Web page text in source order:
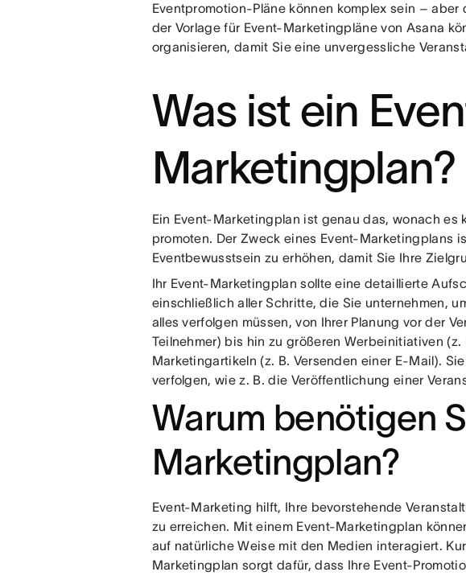
Eventpromotion-Pläne können komplex sein –
der Vorlage für Event-Marketingpläne von Asana
organisieren, damit Sie eine unvergessliche
Was ist ein
Marketingplan?
Ein Event-Marketingplan ist genau das, wonach es
promoten. Der Zweck eines Event-Marketingplans
Eventbewusstsein zu erhöhen, damit Sie Ihre
Ihr Event-Marketingplan sollte eine detaillierte
einschließlich aller Schritte, die Sie unternehmen,
alles verfolgen müssen, von Ihrer Planung vor der
Teilnehmer) bis hin zu größeren Werbeinitiativen
Marketingartikeln (z. B. Versenden einer E-Mail).
verfolgen, wie z. B. die Veröffentlichung einer
Warum benötigen
Marketingplan?
Event-Marketing hilft, Ihre bevorstehende
zu erreichen. Mit einem Event-Marketingplan
auf natürliche Weise mit den Medien interagiert.
Marketingplan sorgt dafür, dass Ihre Event-